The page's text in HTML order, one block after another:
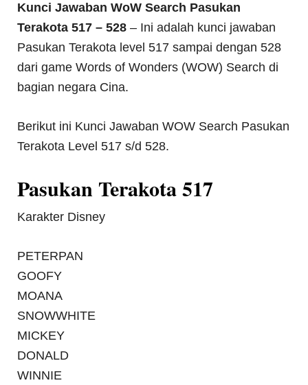
Kunci Jawaban WoW Search Pasukan
Terakota 517 – 528 – Ini adalah kunci jawaban
Pasukan Terakota level 517 sampai dengan 528
dari game Words of Wonders (WOW) Search di
bagian negara Cina.
Berikut ini Kunci Jawaban WOW Search Pasukan
Terakota Level 517 s/d 528.
Pasukan Terakota 517
Karakter Disney
PETERPAN
GOOFY
MOANA
SNOWWHITE
MICKEY
DONALD
WINNIE